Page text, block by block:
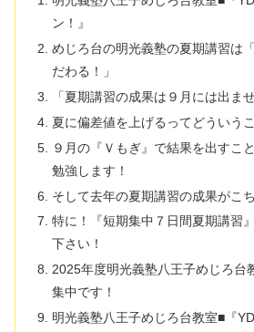
ン！』
めじろ台の明光義塾の夏期講習は
だわる！」
「夏期講習の成果は９月には出ま
夏に偏差値を上げるってどういう
９月の『Ｖもぎ』で結果を出すこ
勉強します！
そして去年の夏期講習の成果がこち
特に！『短期集中７日間夏期講習
下さい！
2025年度明光義塾八王子めじろ台
集中です！
明光義塾八王子めじろ台教室■『